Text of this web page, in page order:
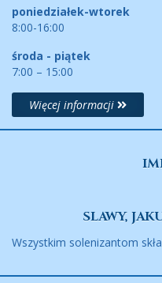
poniedziałek-wtorek
8:00-16:00
środa - piątek
7:00 – 15:00
Więcej informacji
SLAWY,
Wszystkim solenizantom